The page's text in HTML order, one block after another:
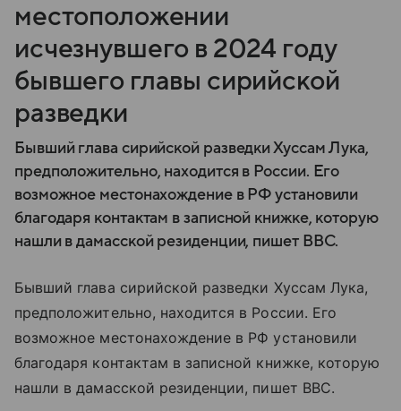
местоположении
исчезнувшего в 2024 году
бывшего главы сирийской
разведки
Бывший глава сирийской разведки Хуссам Лука,
предположительно, находится в России. Его
возможное местонахождение в РФ установили
благодаря контактам в записной книжке, которую
нашли в дамасской резиденции, пишет BBC.
Бывший глава сирийской разведки Хуссам Лука,
предположительно, находится в России. Его
возможное местонахождение в РФ установили
благодаря контактам в записной книжке, которую
нашли в дамасской резиденции, пишет BBC.